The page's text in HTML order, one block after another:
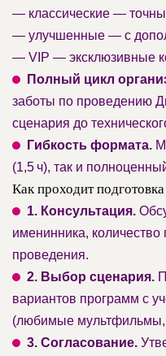
— классические —
— улучшенные — с
— VIP — эксклюзивные
Полный цикл
заботы по проведению
сценария до
Гибкость формата.
(1,5 ч), так и
Как проходит подготовка
1. Консультация.
именинника, количество
проведения.
2. Выбор сценария.
вариантов программ с
(любимые мультфильмы,
3. Согласование.